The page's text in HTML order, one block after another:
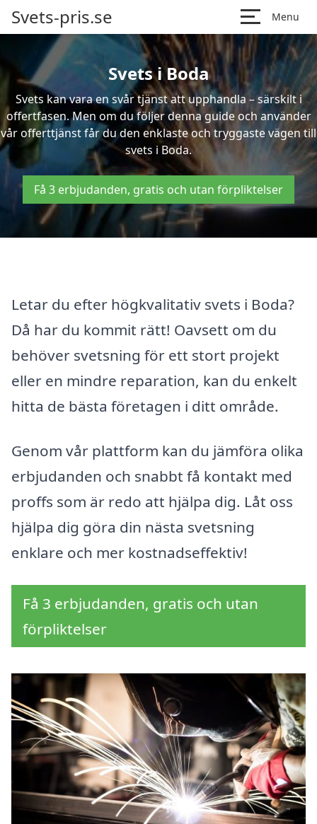
Svets-pris.se Menu
Svets i Boda
Svets kan vara en svår tjänst att upphandla – särskilt i
offertfasen. Men om du följer denna guide och använder
vår offerttjänst får du den enklaste och tryggaste vägen till
svets i Boda.
Få 3 erbjudanden, gratis och utan förpliktelser
Letar du efter högkvalitativ svets i Boda?
Då har du kommit rätt! Oavsett om du
behöver svetsning för ett stort projekt
eller en mindre reparation, kan du enkelt
hitta de bästa företagen i ditt område.
Genom vår plattform kan du jämföra olika
erbjudanden och snabbt få kontakt med
proffs som är redo att hjälpa dig. Låt oss
hjälpa dig göra din nästa svetsning
enklare och mer kostnadseffektiv!
Få 3 erbjudanden, gratis och utan
förpliktelser